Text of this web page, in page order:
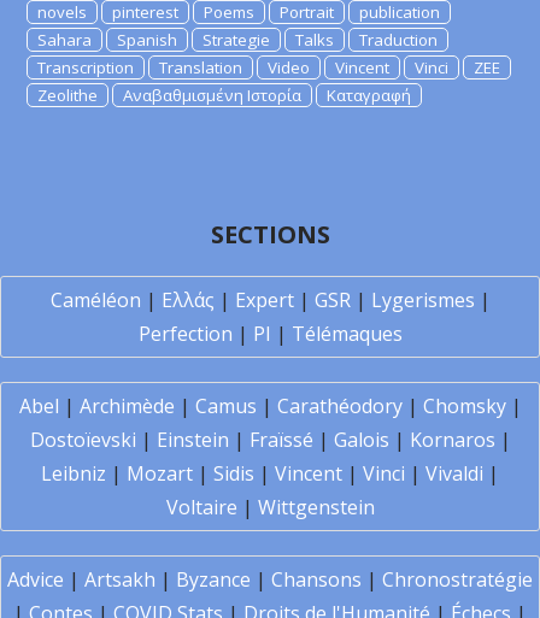
novels
pinterest Poems Portrait
publication
Sahara
Spanish Strategie Talks
Traduction
Transcription
Translation Video Vincent Vinci
ZEE
Zeolithe
Αναβαθμισμένη Ιστορία Καταγραφή
SECTIONS
Caméléon | Ελλάς | Expert| GSR| Lygerismes |
Perfection | PI | Télémaques
Abel | Archimède | Camus | Carathéodory| Chomsky|
Dostoïevski | Einstein | Fraïssé | Galois | Kornaros |
Leibniz | Mozart | Sidis | Vincent | Vinci | Vivaldi |
Voltaire | Wittgenstein
Advice | Artsakh | Byzance | Chansons | Chronostratégie